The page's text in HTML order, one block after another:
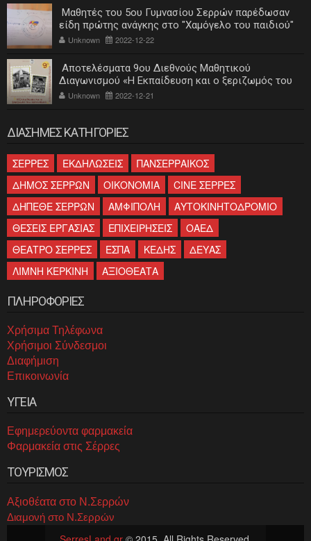
Μαθητές του 5ου Γυμνασίου Σερρών παρέδωσαν
είδη πρώτης ανάγκης στο "Χαμόγελο του παιδιού"
Unknown 2022-12-22
Αποτελέσματα 9ου Διεθνούς Μαθητικού
Διαγωνισμού «Η Εκπαίδευση και ο ξεριζωμός του
ελληνισμού»
Unknown 2022-12-21
ΔΙΑΣΗΜΕΣ ΚΑΤΗΓΟΡΙΕΣ
ΣΕΡΡΕΣ ΕΚΔΗΛΩΣΕΙΣ
ΠΑΝΣΕΡΡΑΙΚΟΣ
ΔΗΜΟΣ ΣΕΡΡΩΝ
ΟΙΚΟΝΟΜΙΑ
CINE ΣΕΡΡΕΣ
ΔΗΠΕΘΕ ΣΕΡΡΩΝ
ΑΜΦΙΠΟΛΗ
ΑΥΤΟΚΙΝΗΤΟΔΡΟΜΙΟ
ΘΕΣΕΙΣ ΕΡΓΑΣΙΑΣ
ΕΠΙΧΕΙΡΗΣΕΙΣ
ΟΑΕΔ
ΘΕΑΤΡΟ ΣΕΡΡΕΣ
ΕΣΠΑ ΚΕΔΗΣ
ΔΕΥΑΣ
ΛΙΜΝΗ ΚΕΡΚΙΝΗ
ΑΞΙΟΘΕΑΤΑ
ΠΛΗΡΟΦΟΡΙΕΣ
Χρήσιμα Τηλέφωνα
Χρήσιμοι Σύνδεσμοι
Διαφήμιση
Επικοινωνία
ΥΓΕΙΑ
Εφημερεύοντα φαρμακεία
Φαρμακεία στις Σέρρες
ΤΟΥΡΙΣΜΟΣ
Αξιοθέατα στο Ν.Σερρών
Διαμονή στο Ν.Σερρών